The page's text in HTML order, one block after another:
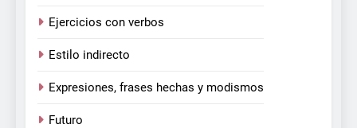
Ejercicios con verbos
Estilo indirecto
Expresiones, frases hechas y modismos
Futuro